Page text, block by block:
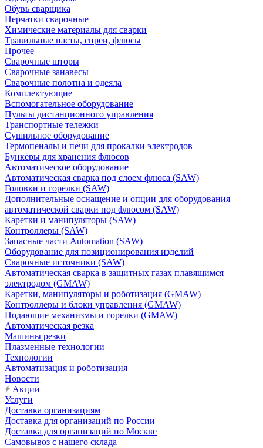
Обувь сварщика
Перчатки сварочные
Химические материалы для сварки
Травильные пасты, спреи, флюсы
Прочее
Сварочные шторы
Сварочные занавесы
Сварочные полотна и одеяла
Комплектующие
Вспомогательное оборудование
Пульты дистанционного управления
Транспортные тележки
Сушильное оборудование
Термопеналы и печи для прокалки электродов
Бункеры для хранения флюсов
Автоматическое оборудование
Автоматическая сварка под слоем флюса (SAW)
Головки и горелки (SAW)
Дополнительные оснащение и опции для оборудования
автоматической сварки под флюсом (SAW)
Каретки и манипуляторы (SAW)
Контроллеры (SAW)
Запасные части Automation (SAW)
Оборудование для позиционирования изделий
Сварочные источники (SAW)
Автоматическая сварка в защитных газах плавящимся
электродом (GMAW)
Каретки, манипуляторы и роботизация (GMAW)
Контроллеры и блоки управления (GMAW)
Подающие механизмы и горелки (GMAW)
Автоматическая резка
Машины резки
Плазменные технологии
Технологии
Автоматизация и роботизация
Новости
Акции
Услуги
Доставка организациям
Доставка для организаций по России
Доставка для организаций по Москве
Самовывоз с нашего склада